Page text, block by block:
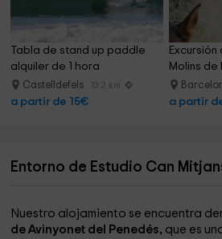
Tabla de stand up paddle
alquiler de 1 hora
Castelldefels 13.2 km
a partir de 15€
Molins de
a partir
Entorno de Estudio Can
Nuestro alojamiento se encuentra
de Avinyonet del Penedés, que es